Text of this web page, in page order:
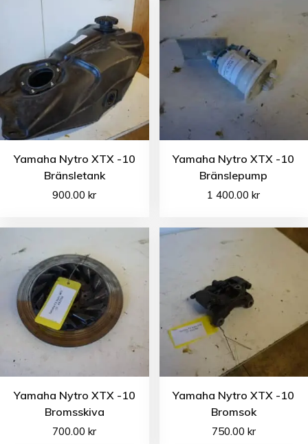
Yamaha Nytro XTX -10
Bränsletank
900.00kr
Yamaha Nytro XTX -10
Bränslepump
1 400.00kr
Yamaha Nytro XTX -10
Bromsskiva
700.00kr
Yamaha Nytro XTX -10
Bromsok
750.00 kr